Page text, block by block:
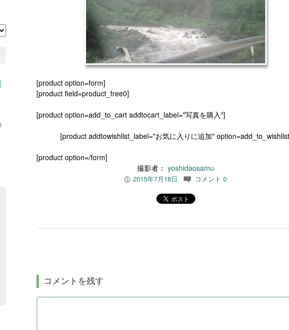
[product option=form]
[product field=product_free0]
[product option=add_to_cart addtocart_label="写真を購入"]
[product addtowishlist_label="お気に入りに追加"
[product option=/form]
撮影者： yoshidaosamu
P 2015年7月18日 c コメント 0
コメントを残す